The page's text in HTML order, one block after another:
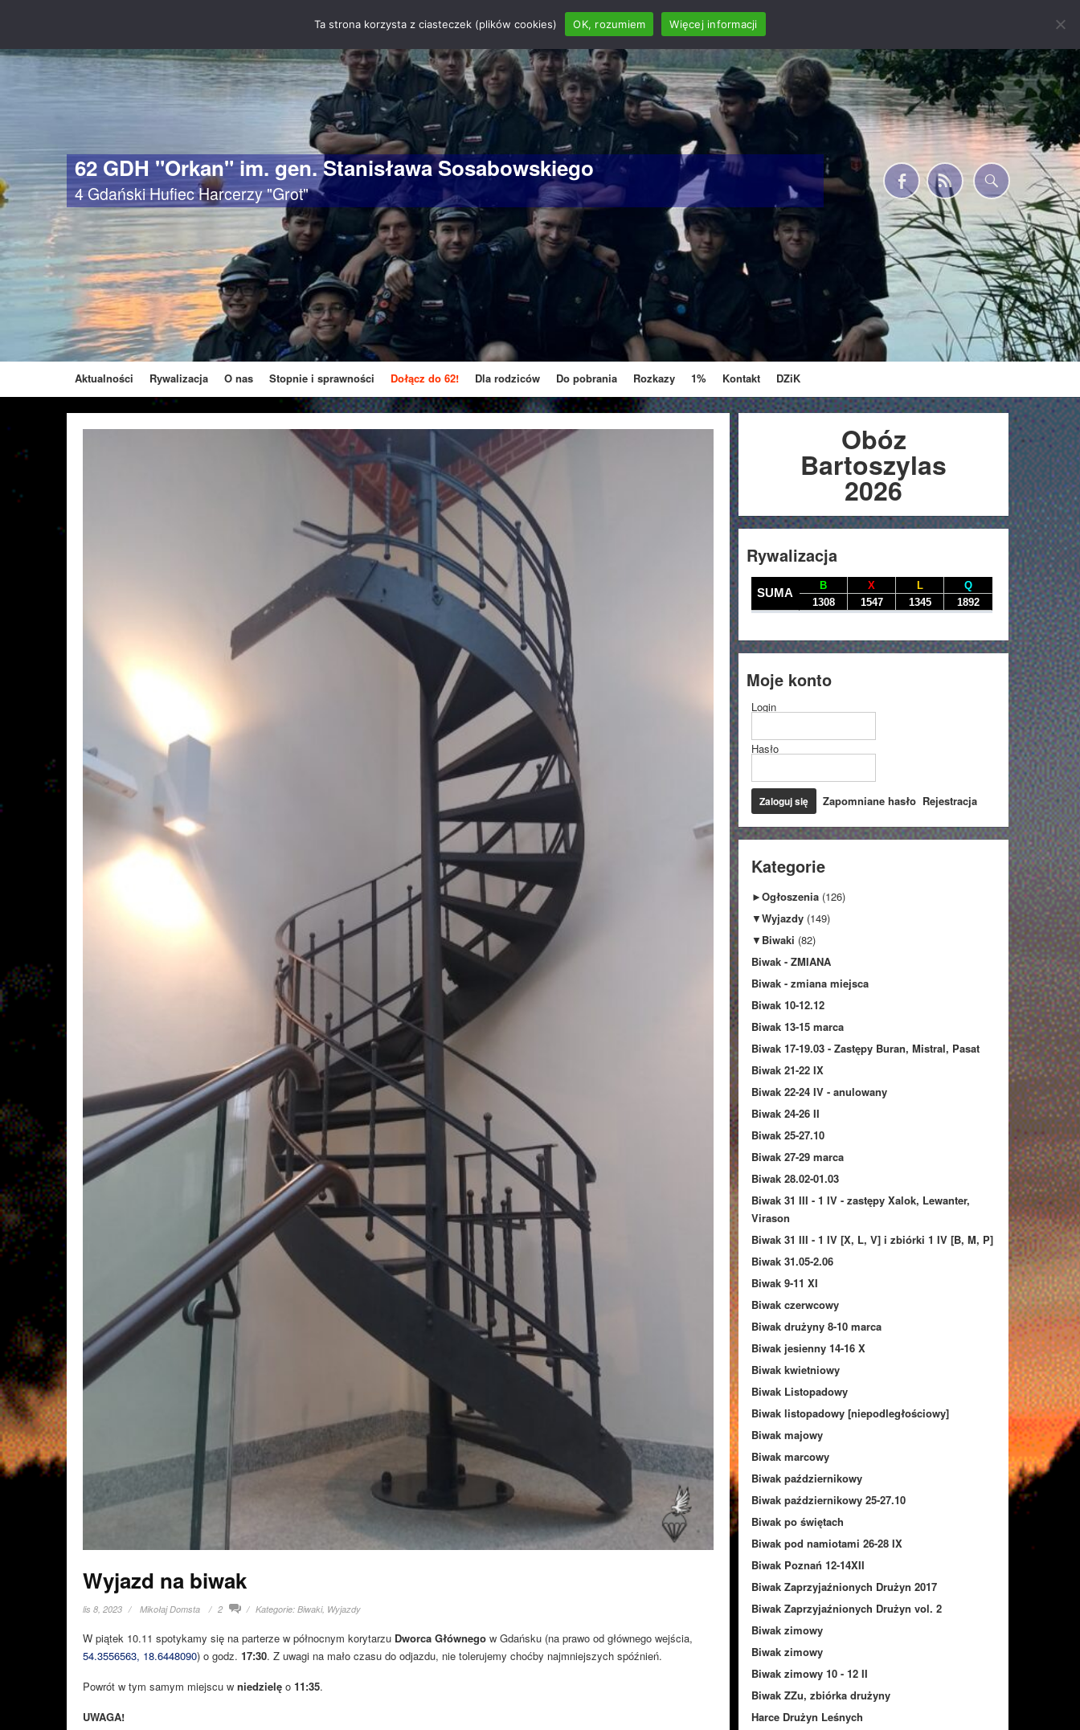
62 GDH "Orkan" im. gen. Stanisława Sosabowskiego
4 Gdański Hufiec Harcerzy "Grot"
Aktualności Rywalizacja O nas Stopnie i sprawności Dołącz do 62! Dla rodziców Do pobrania Rozkazy 1% Kontakt DZiK
Wyjazd na biwak
lis 8, 2023 Mikołaj Domsta 2 Kategorie: Biwaki, Wyjazdy
W piątek 10.11 spotykamy się na parterze w północnym korytarzu Dworca Głównego w Gdańsku (na prawo od głównego wejścia,
54.3556563, 18.6448090) o godz. 17:30. Z uwagi na mało czasu do odjazdu, nie tolerujemy choćby najmniejszych spóźnień.
Powrót w tym samym miejscu w niedzielę o 11:35.
UWAGA!
Obóz
Bartoszylas
2026
Rywalizacja
Moje konto
Login
Hasło
Zapomniane hasło Rejestracja
Kategorie
►Ogłoszenia (126)
▼Wyjazdy (149)
▼ Biwaki (82)
Biwak - ZMIANA
Biwak - zmiana miejsca
Biwak 10-12.12
Biwak 13-15 marca
Biwak 17-19.03 - Zastępy Buran, Mistral, Pasat
Biwak 21-22 IX
Biwak 22-24 IV - anulowany
Biwak 24-26 II
Biwak 25-27.10
Biwak 27-29 marca
Biwak 28.02-01.03
Biwak 31 III - 1 IV - zastępy Xalok, Lewanter,
Virason
Biwak 31 III - 1 IV [X, L, V] i zbiórki 1 IV [B, M, P]
Biwak 31.05-2.06
Biwak 9-11 XI
Biwak czerwcowy
Biwak drużyny 8-10 marca
Biwak jesienny 14-16 X
Biwak kwietniowy
Biwak Listopadowy
Biwak listopadowy [niepodległościowy]
Biwak majowy
Biwak marcowy
Biwak październikowy
Biwak październikowy 25-27.10
Biwak po świętach
Biwak pod namiotami 26-28 IX
Biwak Poznań 12-14XII
Biwak Zaprzyjaźnionych Drużyn 2017
Biwak Zaprzyjaźnionych Drużyn vol. 2
Biwak zimowy
Biwak zimowy
Biwak zimowy 10 - 12 II
Biwak ZZu, zbiórka drużyny
Harce Drużyn Leśnych
Ta strona korzysta z ciasteczek (plików cookies) OK, rozumiem Więcej informacji